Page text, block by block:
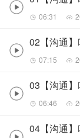
06:31
02【沟通
07:15
06:46